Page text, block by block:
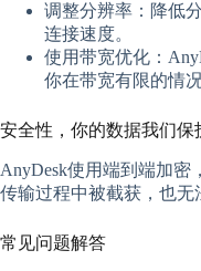
调整分辨率：降低
连接速度。
使用带宽优化：
你在带宽有限的情
安全性，你的数据我们保
AnyDesk使用端到端加密
传输过程中被截获，也无
常见问题解答